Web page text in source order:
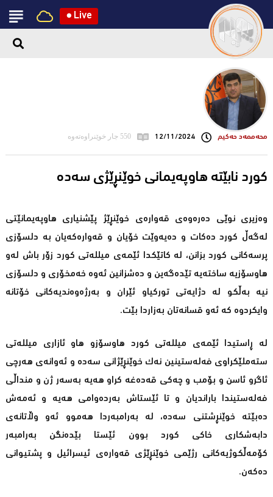
● Live
محه‌ممه‌د حه‌كیم 12/11/2024 550 جار خوێنراوەتەوە
کورد نابێتە هاوپەیمانی خوێنڕێژی سەدە
وەزیری نوێی دەرەوەی قەوارەی خوێنڕێژ پێشنیاری هاوپەیمانێتی
لەگەڵ کورد دەکات و دەیەوێت خۆیان و قەوارەکەیان بە دلسۆزی
پرسەکانی کورد بزانن، لە کاتێکدا ئێمەی میللەتی کورد زۆر باش لەو
هاوسۆزیە ساختەیە تێدەگەین و دەشزانین ئەوە خەمخۆری و دلسۆزی
نیە بەڵکو لە دژایەتی تورکیاو ئێران و بەرژەوەندیەکانی خۆتانە
وایکردوە کە ئەو قسانەتان بەزاردا بێت.
لە ڕاستیدا ئێمەی میللەتی کورد هاوسۆزو هاو ئازاری میللەتی
ستەملێکراوی فەلەستینین نەك خوێنڕێژانی سەدە و ئەوانەی هەرچی
ئاگرو ئاسن و بۆمب و چەکی قەدەغە کراو هەیە بەسەر ژن و منداڵی
فەلەستیندا باراندیان و تا ئێستاش بەردەوامی هەیە و ئەمەش
دەبێتە خوێنڕشتنی سەدە، لە بەرامبەردا هەموو ئەو وڵاتانەی
دابەشکاری خاکی کورد بوون ئێستا بێدەنگن بەرامبەر
کۆمەڵکوژیەکانی رژێمی خوێنڕێژی قەوارەی ئیسرائیل و پشتیوانی
دەکەن.